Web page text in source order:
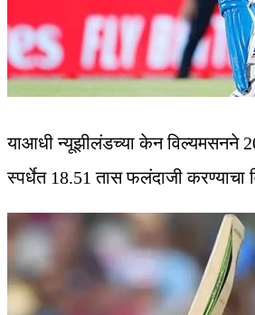
याआधी न्यूझीलंडच्या केन विल्यमसनने
स्पर्धेत 18.51 तास फलंदाजी करण्याचा